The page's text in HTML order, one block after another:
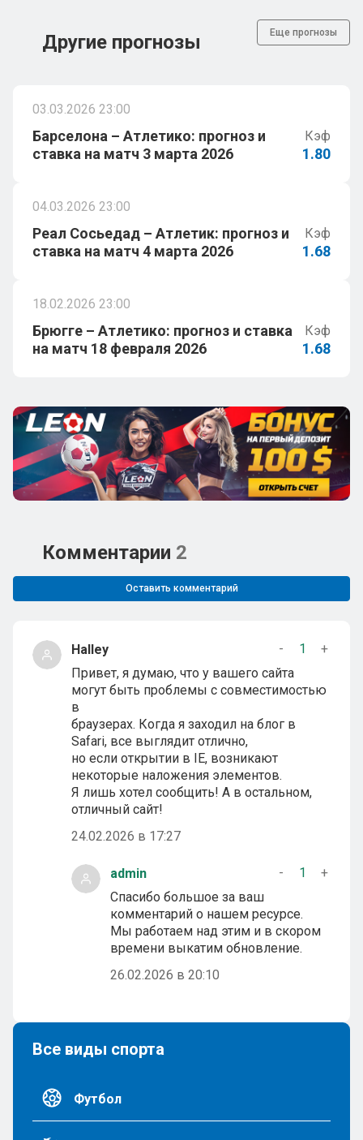
Другие прогнозы Еще прогнозы
03.03.2026 23:00
Барселона – Атлетико: прогноз и
ставка на матч 3 марта 2026
Кэф
1.80
04.03.2026 23:00
Реал Сосьедад – Атлетик: прогноз и
ставка на матч 4 марта 2026
Кэф
1.68
18.02.2026 23:00
Брюгге – Атлетико: прогноз и ставка
на матч 18 февраля 2026
Кэф
1.68
Комментарии 2
Оставить комментарий
Halley - 1
+
Привет, я думаю, что у вашего сайта
могут быть проблемы с совместимостью
в
браузерах. Когда я заходил на блог в
Safari, все выглядит отлично,
но если открытии в IE, возникают
некоторые наложения элементов.
Я лишь хотел сообщить! А в остальном,
отличный сайт!
24.02.2026 в 17:27
admin - 1
+
Спасибо большое за ваш
комментарий о нашем ресурсе.
Мы работаем над этим и в скором
времени выкатим обновление.
26.02.2026 в 20:10
Все виды спорта
Футбол